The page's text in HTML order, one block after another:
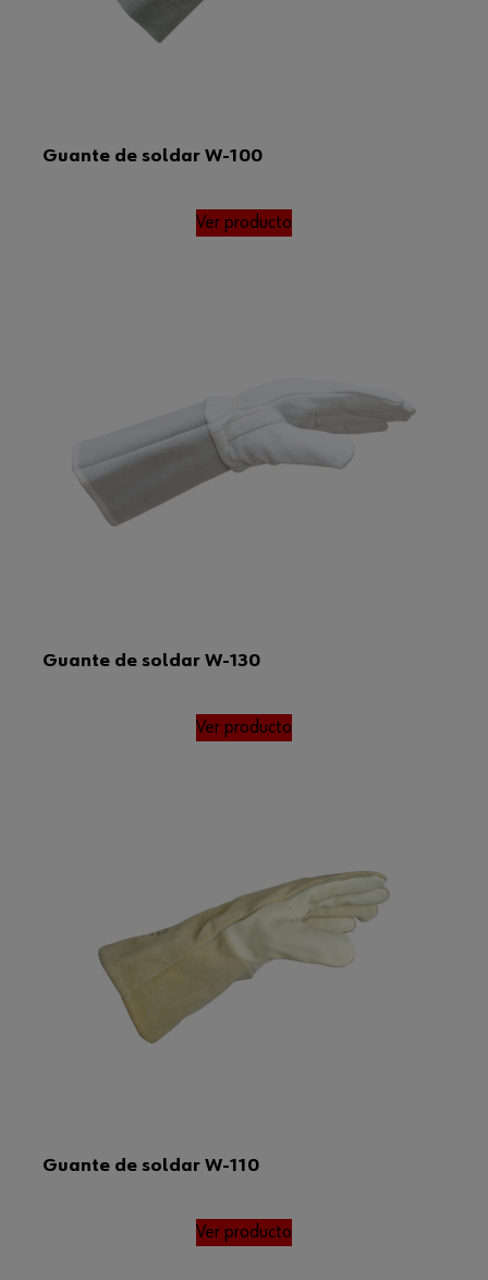
Guante de soldar W-100
Ver producto
Guante de soldar W-130
Ver producto
Guante de soldar W-110
Ver producto